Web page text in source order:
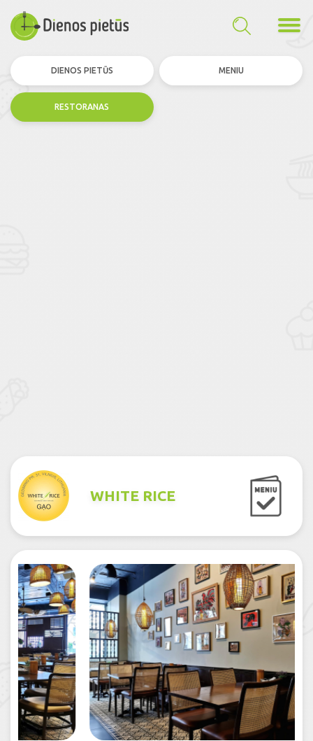
DIENOS PIETŪS MENIU
RESTORANAS
WHITE RICE